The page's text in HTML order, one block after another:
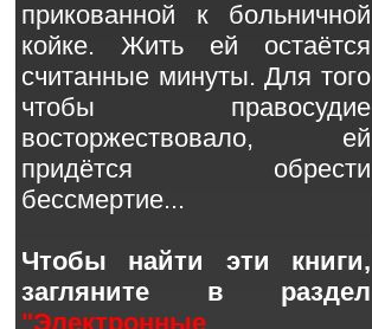
прикованной к больничной
койке. Жить ей остаётся
считанные минуты. Для того
чтобы правосудие
восторжествовало, ей
придётся обрести
бессмертие...
Чтобы найти эти книги,
загляните в раздел
"Электронные